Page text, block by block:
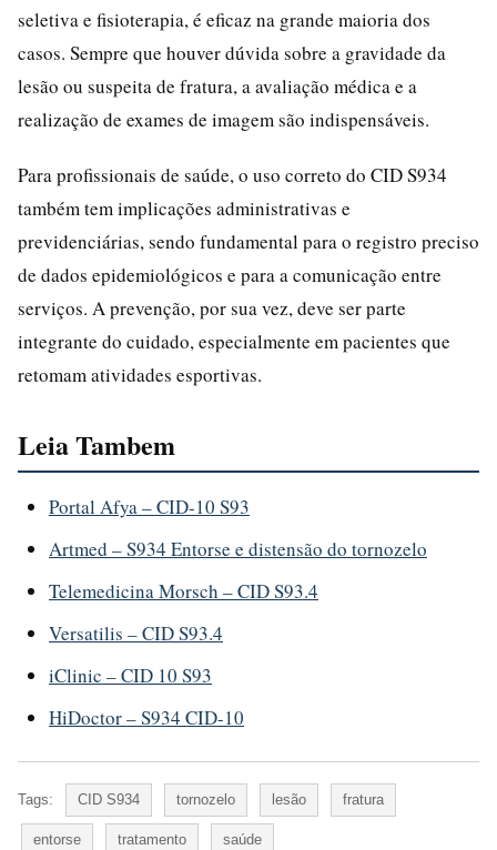
seletiva e fisioterapia, é eficaz na grande maioria dos
casos. Sempre que houver dúvida sobre a gravidade da
lesão ou suspeita de fratura, a avaliação médica e a
realização de exames de imagem são indispensáveis.
Para profissionais de saúde, o uso correto do CID S934
também tem implicações administrativas e
previdenciárias, sendo fundamental para o registro preciso
de dados epidemiológicos e para a comunicação entre
serviços. A prevenção, por sua vez, deve ser parte
integrante do cuidado, especialmente em pacientes que
retomam atividades esportivas.
Leia Tambem
Portal Afya – CID-10 S93
Artmed – S934 Entorse e distensão do tornozelo
Telemedicina Morsch – CID S93.4
Versatilis – CID S93.4
iClinic – CID 10 S93
HiDoctor – S934 CID-10
Tags: CID S934 tornozelo lesão fratura
entorse tratamento saúde